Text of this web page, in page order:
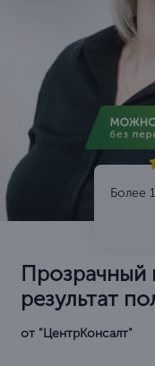
Более
Прозрачный
результат
от "ЦентрКонсалт"